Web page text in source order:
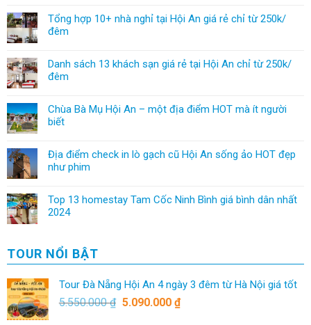
Tổng hợp 10+ nhà nghỉ tại Hội An giá rẻ chỉ từ 250k/
đêm
Danh sách 13 khách sạn giá rẻ tại Hội An chỉ từ 250k/
đêm
Chùa Bà Mụ Hội An – một địa điểm HOT mà ít người
biết
Địa điểm check in lò gạch cũ Hội An sống ảo HOT đẹp
như phim
Top 13 homestay Tam Cốc Ninh Bình giá bình dân nhất
2024
TOUR NỔI BẬT
Tour Đà Nẵng Hội An 4 ngày 3 đêm từ Hà Nội giá tốt
5.550.000₫ 5.090.000 ₫